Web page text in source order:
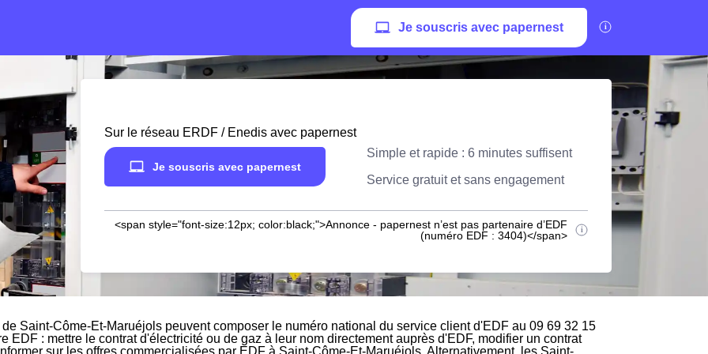
Je souscris avec papernest
Sur le réseau ERDF / Enedis avec papernest
Je souscris avec papernest
Simple et rapide : 6 minutes suffisent
Service gratuit et sans engagement
<span style="font-size:12px; color:black;">Annonce - papernest n’est pas partenaire d’EDF
(numéro EDF : 3404)</span>
Saint-Côme-Et-Maruéjols peuvent composer le numéro national du service client d'EDF au 09 69 32 15
EDF : mettre le contrat d'électricité ou de gaz à leur nom directement auprès d'EDF, modifier un contrat
sur les offres commercialisées par EDF à Saint-Côme-Et-Maruéjols. Alternativement, les Saint-